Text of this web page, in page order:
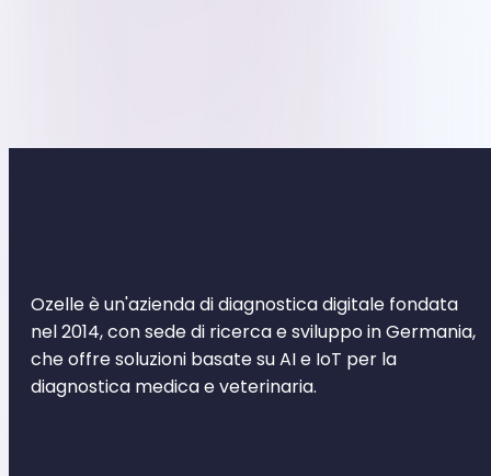
Ozelle è un'azienda di diagnostica digitale fondata
nel 2014, con sede di ricerca e sviluppo in Germania,
che offre soluzioni basate su AI e IoT per la
diagnostica medica e veterinaria.